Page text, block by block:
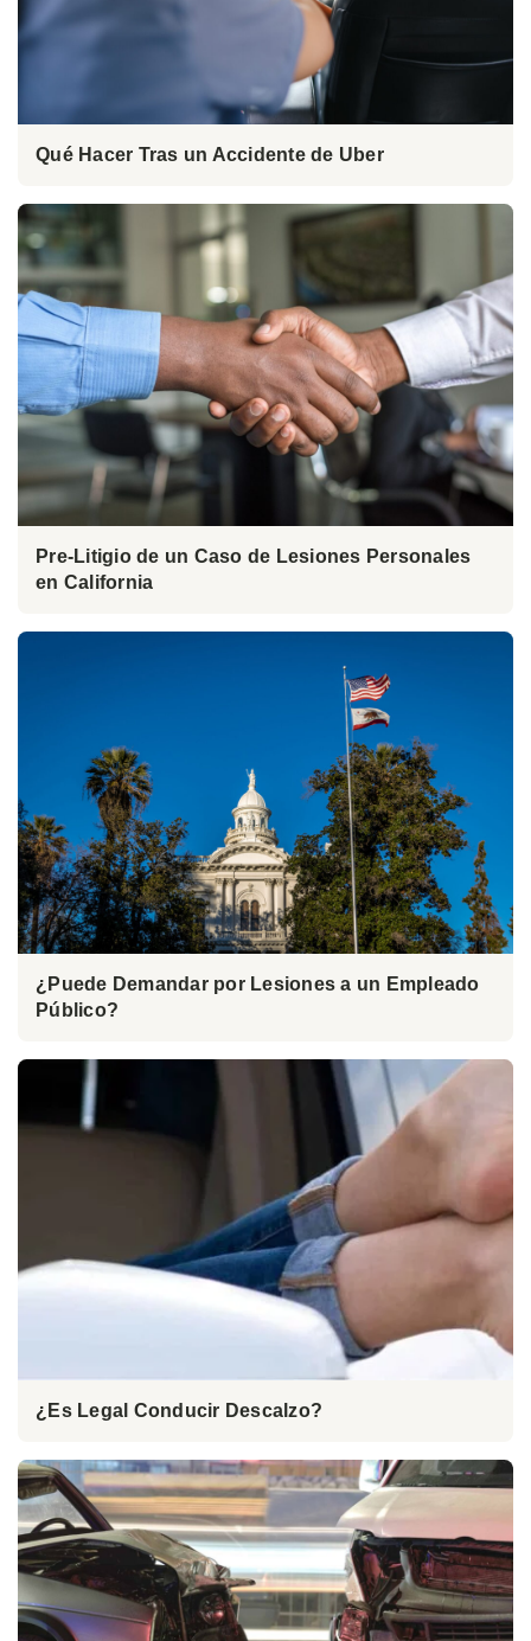
Qué Hacer Tras un Accidente de Uber
Pre-Litigio de un Caso de Lesiones Personales
en California
¿Puede Demandar por Lesiones a un Empleado
Público?
¿Es Legal Conducir Descalzo?